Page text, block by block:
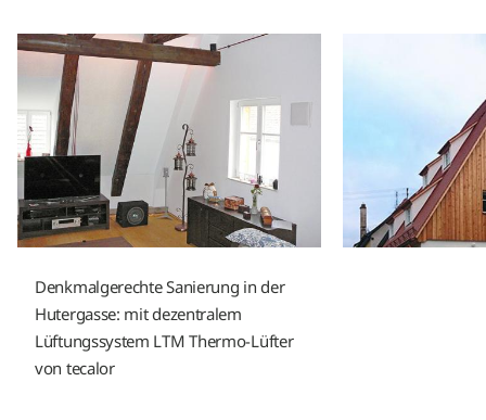
Denkmalgerechte Sanierung in der
Hutergasse: mit dezentralem
Lüftungssystem LTM Thermo-Lüfter
von tecalor